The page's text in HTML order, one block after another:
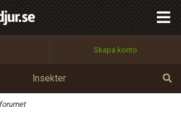
Skapa konto
Insekter
Utför
100%
OK
Tillbaka till förstasidan